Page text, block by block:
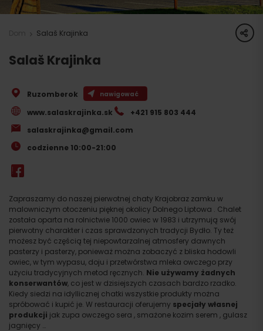
Salaš Krajinka share
Salaš Krajinka
Zapraszamy do naszej pierwotnej chaty Krajobraz zamku w
malowniczym otoczeniu pięknej okolicy Dolnego Liptowa . Chalet
została oparta na rolnictwie 1000 owiec w 1983 i utrzymują swój
pierwotny charakter i czas sprawdzonych tradycji Bydło. Ty też
możesz być częścią tej niepowtarzalnej atmosfery dawnych
pasterzy i pasterzy, ponieważ można zobaczyć z bliska hodowli
owiec, w tym wypasu, doju i przetwórstwa mleka owczego przy
użyciu tradycyjnych metod ręcznych. Nie używamy żadnych
konserwantów, co jest w dzisiejszych czasach bardzo rzadko.
Kiedy siedzi na idyllicznej chatki wszystkie produkty można
spróbować i kupić je. W restauracji oferujemy specjały własnej
produkcji jak zupa owczego sera , smażone kozim serem , gulasz
jagnięcy …
Ruzomberok nawigować
www.salaskrajinka.sk
+421 915 803 444
salaskrajinka@gmail.com
codzienne 10:00-21:00